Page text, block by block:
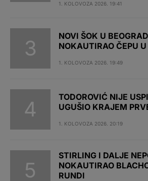
1. KOLOVOZA 2026. 19:41
NOVI ŠOK U
NOKAUTIRAO ČEPU
1. KOLOVOZA 2026. 19:49
TODOROVIĆ NIJE
UGUŠIO KRAJEM
1. KOLOVOZA 2026. 20:19
STIRLING I DALJE
NOKAUTIRAO
RUNDI